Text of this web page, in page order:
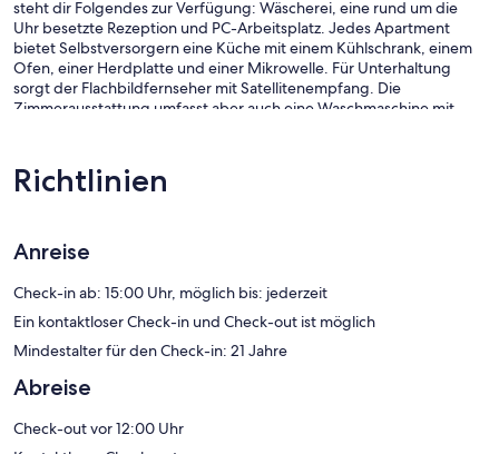
steht dir Folgendes zur Verfügung: Wäscherei, eine rund um die
Uhr besetzte Rezeption und PC-Arbeitsplatz. Jedes Apartment
bietet Selbstversorgern eine Küche mit einem Kühlschrank, einem
Ofen, einer Herdplatte und einer Mikrowelle. Für Unterhaltung
sorgt der Flachbildfernseher mit Satellitenempfang. Die
Zimmerausstattung umfasst aber auch eine Waschmaschine mit
WaterWalk Extended Stay by Wyndham Kansas City - Overland Pk
eingerichteten Unterkünfte bieten separate Sitzecken. Die Betten
in den Zimmern haben hochwertige Bettwaren. Dieses Apartment
mit 3,5 Sternen bietet Wohneinheiten mit Küchen, zu deren
Ausstattung große Kühlschränke/Gefrierfächer, Herdplatte,
Mikrowelle und separate Essbereiche gehören. Zur Badausstattung
gehört Folgendes: Badewannen oder Duschen.
den Zimmern stehen 42-Zoll-Flachbildfernseher mit
Richtlinien
Anreise
Check-in ab: 15:00 Uhr, möglich bis: jederzeit
Ein kontaktloser Check-in und Check-out ist möglich
Mindestalter für den Check-in: 21 Jahre
Abreise
Check-out vor 12:00 Uhr